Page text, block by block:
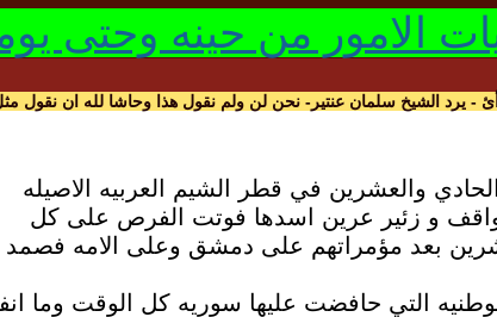
- يرد الشيخ سلمان عنتير- نحن لن ولم نقول هذا وحاشا لله ان نقول
والعشرين في قطر الشيم العربيه الاصيله
و زئير عرين اسدها فوتت الفرص على كل
بعد مؤمراتهم على دمشق وعلى الامه
التي حافضت عليها سوريه كل الوقت